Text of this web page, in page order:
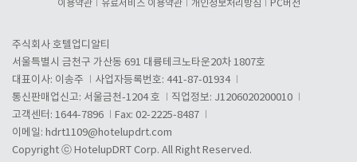
이용약관 유료서비스 이용약관 개인정보처리방침 PC버전
주식회사 호텔업디알티
서울특별시 금천구 가산동 691 대륭테크노타운20차 1807호
대표이사: 이송주
사업자등록번호: 441-87-01934
통신판매업신고: 서울금천-1204 호
직업정보: J1206020200010
고객센터: 1644-7896
Fax: 02-2225-8487
이메일: hdrt1109@hotelupdrt.com
Copyright ⓒ HotelupDRT Corp. All Right Reserved.